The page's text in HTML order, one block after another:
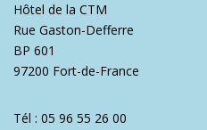
Hôtel de la CTM
Rue Gaston-Defferre
BP 601
97200 Fort-de-France
Tél : 05 96 55 26 00